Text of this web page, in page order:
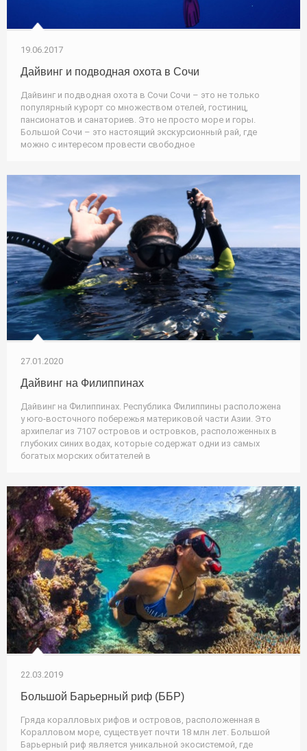
19.06.2017
Дайвинг и подводная охота в Сочи
Дайвинг и подводная охота в Сочи Сочи – это не только
популярный курорт со множеством отелей, гостиниц,
пансионатов и санаториев. Это не просто море и горы.
Большой Сочи – это настоящий экскурсионный рай, где
можно с интересом провести свободное
27.01.2020
Дайвинг на Филиппинах
Дайвинг на Филиппинах. Республика Филиппины расположена
у юго-восточного побережья материковой части Азии. Это
архипелаг из 7107 островов и островков, расположенных в
глубоких синих водах, которые содержат одни из самых
богатых морских обитателей в
22.03.2019
Большой Барьерный риф (ББР)
Гряда коралловых рифов и островов, расположенная в
Коралловом море, существует почти 18 млн лет. Большой
Барьерный риф является уникальной экосистемой, где